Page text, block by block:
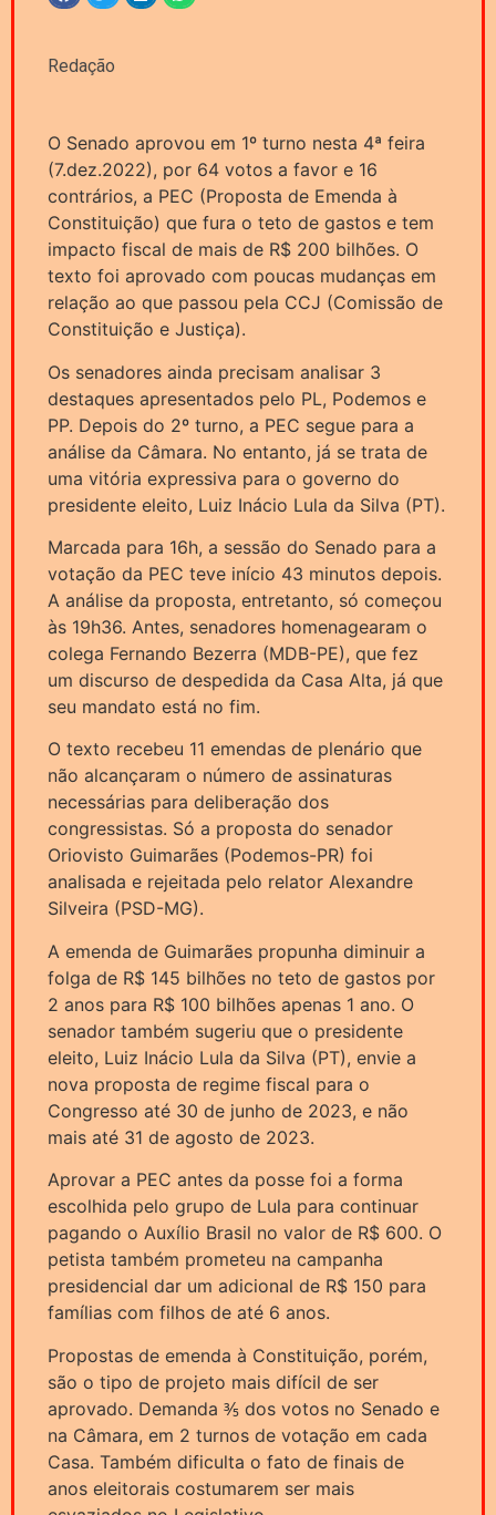
Redação
O Senado aprovou em 1º turno nesta 4ª feira
(7.dez.2022), por 64 votos a favor e 16
contrários, a PEC (Proposta de Emenda à
Constituição) que fura o teto de gastos e tem
impacto fiscal de mais de R$ 200 bilhões. O
texto foi aprovado com poucas mudanças em
relação ao que passou pela CCJ (Comissão de
Constituição e Justiça).
Os senadores ainda precisam analisar 3
destaques apresentados pelo PL, Podemos e
PP. Depois do 2º turno, a PEC segue para a
análise da Câmara. No entanto, já se trata de
uma vitória expressiva para o governo do
presidente eleito, Luiz Inácio Lula da Silva (PT).
Marcada para 16h, a sessão do Senado para a
votação da PEC teve início 43 minutos depois.
A análise da proposta, entretanto, só começou
às 19h36. Antes, senadores homenagearam o
colega Fernando Bezerra (MDB-PE), que fez
um discurso de despedida da Casa Alta, já que
seu mandato está no fim.
O texto recebeu 11 emendas de plenário que
não alcançaram o número de assinaturas
necessárias para deliberação dos
congressistas. Só a proposta do senador
Oriovisto Guimarães (Podemos-PR) foi
analisada e rejeitada pelo relator Alexandre
Silveira (PSD-MG).
A emenda de Guimarães propunha diminuir a
folga de R$ 145 bilhões no teto de gastos por
2 anos para R$ 100 bilhões apenas 1 ano. O
senador também sugeriu que o presidente
eleito, Luiz Inácio Lula da Silva (PT), envie a
nova proposta de regime fiscal para o
Congresso até 30 de junho de 2023, e não
mais até 31 de agosto de 2023.
Aprovar a PEC antes da posse foi a forma
escolhida pelo grupo de Lula para continuar
pagando o Auxílio Brasil no valor de R$ 600. O
petista também prometeu na campanha
presidencial dar um adicional de R$ 150 para
famílias com filhos de até 6 anos.
Propostas de emenda à Constituição, porém,
são o tipo de projeto mais difícil de ser
aprovado. Demanda ⅗ dos votos no Senado e
na Câmara, em 2 turnos de votação em cada
Casa. Também dificulta o fato de finais de
anos eleitorais costumarem ser mais